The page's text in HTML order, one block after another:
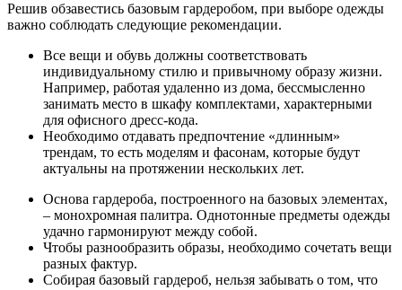
Решив обзавестись базовым гардеробом, при выборе одежды
важно соблюдать следующие рекомендации.
Все вещи и обувь должны соответствовать
индивидуальному стилю и привычному образу жизни.
Например, работая удаленно из дома, бессмысленно
занимать место в шкафу комплектами, характерными
для офисного дресс-кода.
Необходимо отдавать предпочтение «длинным»
трендам, то есть моделям и фасонам, которые будут
актуальны на протяжении нескольких лет.
Основа гардероба, построенного на базовых элементах,
– монохромная палитра. Однотонные предметы одежды
удачно гармонируют между собой.
Чтобы разнообразить образы, необходимо сочетать вещи
разных фактур.
Собирая базовый гардероб, нельзя забывать о том, что